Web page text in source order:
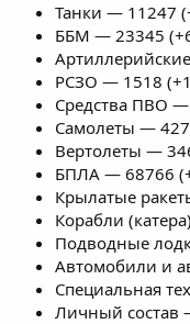
Танки — 11247
ББМ — 23345
РСЗО — 1518
Средства ПВО
Самолеты — 427
Вертолеты —
БПЛА — 68766
Крылатые
Корабли
Подводные
Автомобили и
Специальная
Личный состав